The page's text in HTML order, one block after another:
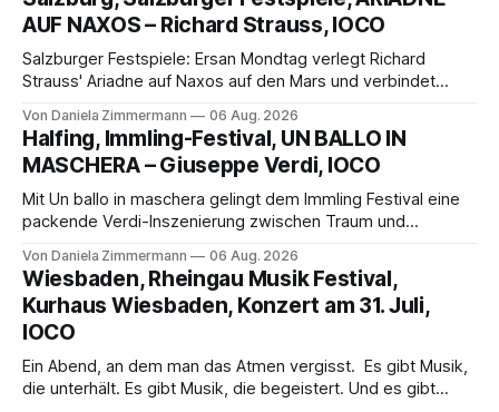
die komplexe Partitur eindrucksvoll, Philippe Sly berührt als
Franziskus.
AUF NAXOS – Richard Strauss, IOCO
Salzburger Festspiele: Ersan Mondtag verlegt Richard
Strauss' Ariadne auf Naxos auf den Mars und verbindet
Aufführung mit starken Solisten und den Wiener
Philharmonikern, szenisch bleibt der zweite Akt jedoch
hinter den Erwartungen zurück.
Von Daniela Zimmermann 06 Aug. 2026
Halfing, Immling-Festival, UN BALLO IN
MASCHERA – Giuseppe Verdi, IOCO
Mit Un ballo in maschera gelingt dem Immling Festival eine
packende Verdi-Inszenierung zwischen Traum und
psychologische Tiefe mit starken Bildern, getragen von
einem spielfreudigen Ensemble und einer musikalisch
überzeugenden Gesamtleistung.
Von Daniela Zimmermann 06 Aug. 2026
Wiesbaden, Rheingau Musik Festival,
Kurhaus Wiesbaden, Konzert am 31. Juli,
IOCO
Ein Abend, an dem man das Atmen vergisst. Es gibt Musik,
die unterhält. Es gibt Musik, die begeistert. Und es gibt